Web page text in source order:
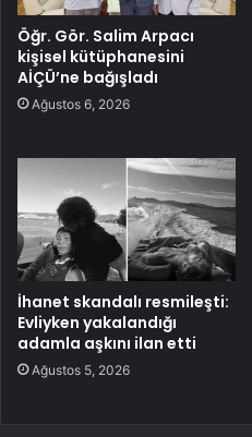
Öğr. Gör. Salim Arpacı
kişisel kütüphanesini
AİÇÜ’ne bağışladı
Ağustos 6, 2026
İhanet skandalı resmileşti:
Evliyken yakalandığı
adamla aşkını ilan etti
Ağustos 5, 2026